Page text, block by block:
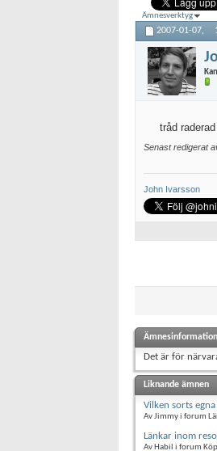
Ämnesverktyg
2007-01-07,
tråd raderad
Senast redigerat
John Ivarsson
Ämnesinformation
Det är för
Liknande ämnen
Vilken sorts
Av Jimmy i forum
Länkar inom
Av Habil i forum